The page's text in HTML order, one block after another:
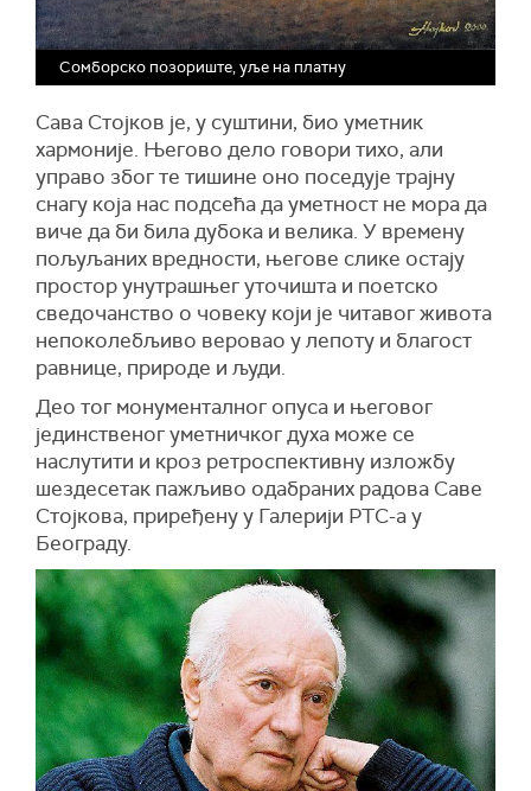
Сомборско позориште, уље на платну
Сава Стојков је, у суштини, био уметник
хармоније. Његово дело говори тихо, али
управо због те тишине оно поседује трајну
снагу која нас подсећа да уметност не мора да
виче да би била дубока и велика. У времену
пољуљаних вредности, његове слике остају
простор унутрашњег уточишта и поетско
сведочанство о човеку који је читавог живота
непоколебљиво веровао у лепоту и благост
равнице, природе и људи.
Део тог монументалног опуса и његовог
јединственог уметничког духа може се
наслутити и кроз ретроспективну изложбу
шездесетак пажљиво одабраних радова Саве
Стојкова, приређену у Галерији РТС-а у
Београду.